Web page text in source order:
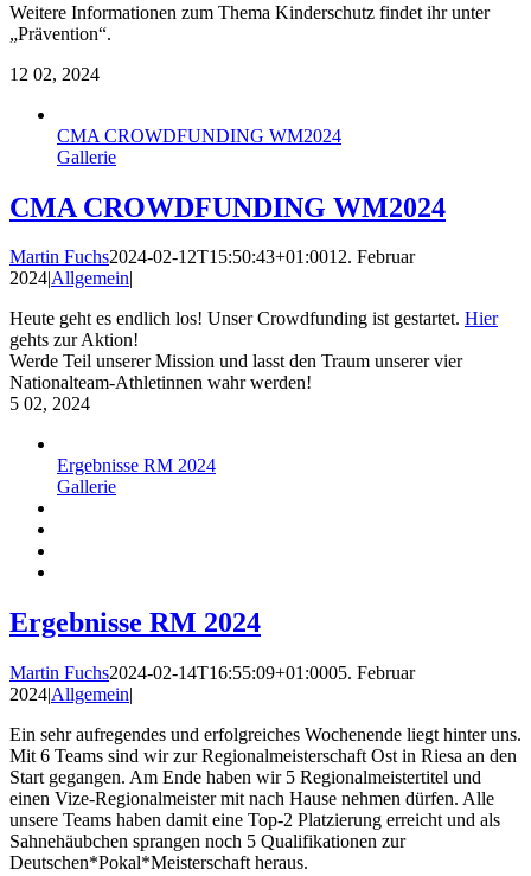
Weitere Informationen zum Thema Kinderschutz findet ihr unter
„Prävention“.
12 02, 2024
CMA CROWDFUNDING WM2024
Gallerie
CMA CROWDFUNDING WM2024
Martin Fuchs2024-02-12T15:50:43+01:0012. Februar
2024|Allgemein|
Heute geht es endlich los! Unser Crowdfunding ist gestartet. Hier
gehts zur Aktion!
Werde Teil unserer Mission und lasst den Traum unserer vier
Nationalteam-Athletinnen wahr werden!
5 02, 2024
Ergebnisse RM 2024
Gallerie
Ergebnisse RM 2024
Martin Fuchs2024-02-14T16:55:09+01:0005. Februar
2024|Allgemein|
Ein sehr aufregendes und erfolgreiches Wochenende liegt hinter uns.
Mit 6 Teams sind wir zur Regionalmeisterschaft Ost in Riesa an den
Start gegangen. Am Ende haben wir 5 Regionalmeistertitel und
einen Vize-Regionalmeister mit nach Hause nehmen dürfen. Alle
unsere Teams haben damit eine Top-2 Platzierung erreicht und als
Sahnehäubchen sprangen noch 5 Qualifikationen zur
Deutschen*Pokal*Meisterschaft heraus.